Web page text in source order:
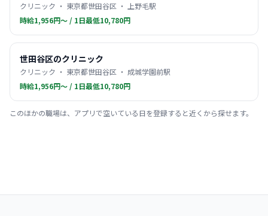
クリニック ・ 東京都世田谷区 ・ 上野毛駅
時給1,956円〜 / 1日最低10,780円
世田谷区のクリニック
クリニック ・ 東京都世田谷区 ・ 成城学園前駅
時給1,956円〜 / 1日最低10,780円
このほかの職場は、アプリで空いている日を登録すると近くから探せます。